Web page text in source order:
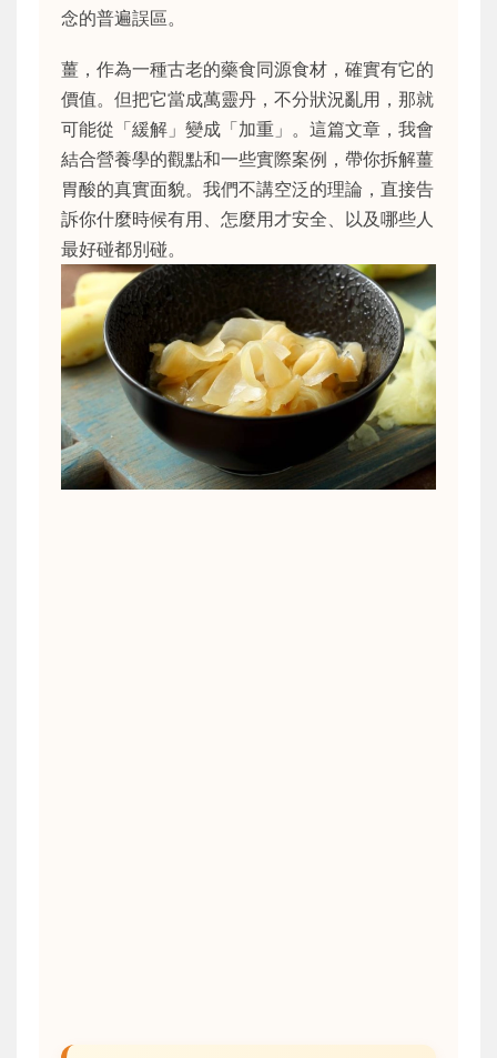
念的普遍誤區。
薑，作為一種古老的藥食同源食材，確實有它的
價值。但把它當成萬靈丹，不分狀況亂用，那就
可能從「緩解」變成「加重」。這篇文章，我會
結合營養學的觀點和一些實際案例，帶你拆解薑
胃酸的真實面貌。我們不講空泛的理論，直接告
訴你什麼時候有用、怎麼用才安全、以及哪些人
最好碰都別碰。